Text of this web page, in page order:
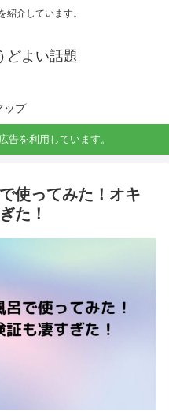
紹介しています。
どよい話題
ップ
告を利用しています。
使ってみた！オキ
た！